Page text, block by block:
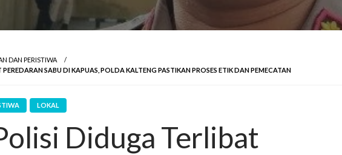
DAN PERISTIWA
SABU DI KAPUAS, POLDA KALTENG PASTIKAN PROSES ETIK DAN PEMECATAN
LOKAL
Diduga Terlibat